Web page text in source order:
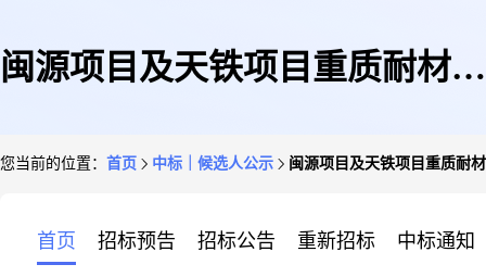
闽源项目及天铁项目重质耐材集
您当前的位置： 首页 中标｜候选人公示 闽源项目及天铁项目重质耐
首页 招标预告 招标公告 重新招标 中标通知